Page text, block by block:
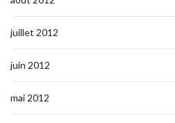
juillet 2012
juin 2012
mai 2012